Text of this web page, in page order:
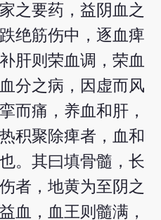
之要药，益阴血之
绝筋伤中，逐血痺
肝则荣血调，荣血
分之病，因虚而风
而痛，养血和肝，
积聚除痺者，血和
。其曰填骨髓，长
者，地黄为至阴之
血，血王则髓满，